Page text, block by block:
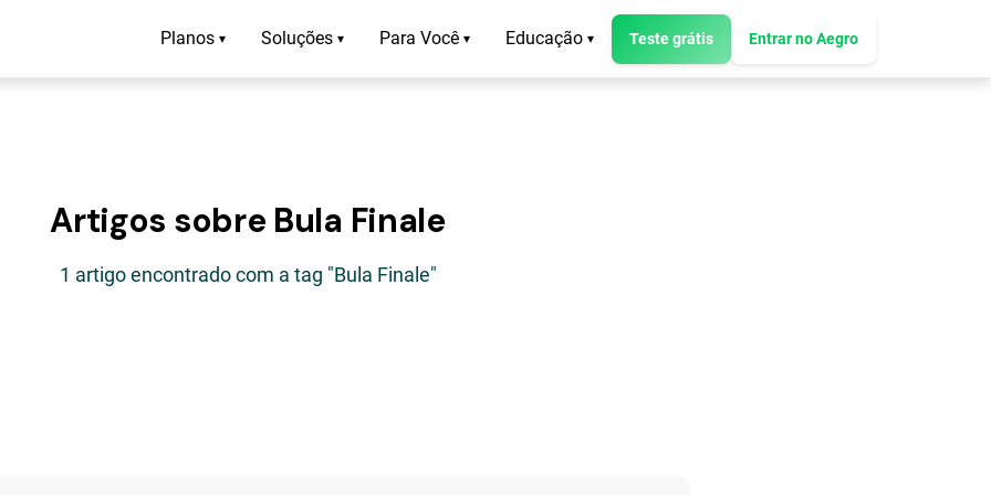
Planos ▾ Soluções ▾ Para Você ▾ Educação ▾ Teste grátis Entrar no Aegro
Artigos sobre Bula Finale
1 artigo encontrado com a tag "Bula Finale"